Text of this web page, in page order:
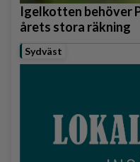
Igelkotten behöver
årets stora räkning
Sydväst